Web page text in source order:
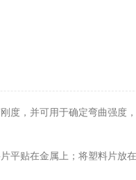
度，并可用于确定弯曲强度
平贴在金属上；将塑料片放